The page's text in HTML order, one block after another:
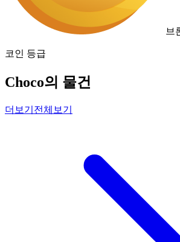
브
코인 등급
Choco의 물건
더보기 전체보기